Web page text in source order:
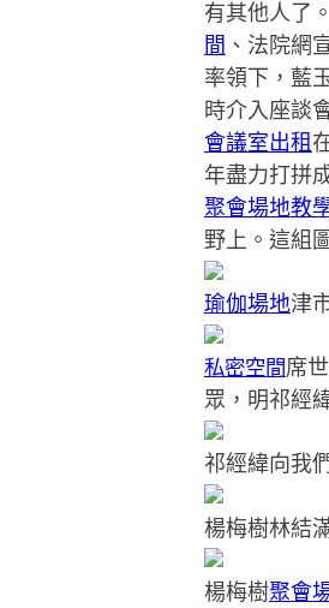
有其他人了
間 、法院網
率領下，藍
時介入座談
會議室出租
年盡力打拼
聚會場地教
野上。這組
瑜伽場地津
私密空間席
眾，明祁經
祁經緯向我
楊梅樹林結
楊梅樹聚會